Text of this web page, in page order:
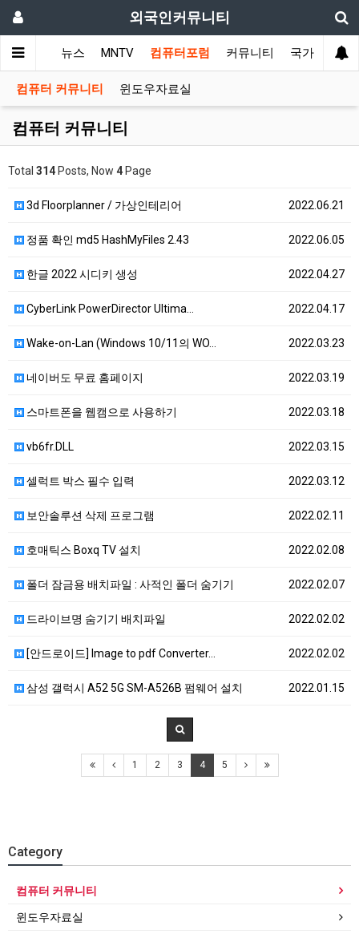
외국인커뮤니티
메인 뉴스 MNTV 컴퓨터포럼 커뮤니티 국가 커뮤니
컴퓨터 커뮤니티 윈도우자료실
컴퓨터 커뮤니티
Total 314 Posts, Now 4 Page
2022.06.21
3d Floorplanner / 가상인테리어
2022.06.05
정품 확인 md5 HashMyFiles 2.43
2022.04.27
한글 2022 시디키 생성
2022.04.17
CyberLink PowerDirector Ultima…
2022.03.23
Wake-on-Lan (Windows 10/11의 WO…
2022.03.19
네이버도 무료 홈페이지
2022.03.18
스마트폰을 웹캠으로 사용하기
2022.03.15
vb6fr.DLL
2022.03.12
셀럭트 박스 필수 입력
2022.02.11
보안솔루션 삭제 프로그램
2022.02.08
호매틱스 Boxq TV 설치
2022.02.07
폴더 잠금용 배치파일 : 사적인 폴더 숨기기
2022.02.02
드라이브명 숨기기 배치파일
2022.02.02
[안드로이드] Image to pdf Converter…
2022.01.15
삼성 갤럭시 A52 5G SM-A526B 펌웨어 설치
1 2 3 4 5
Category
컴퓨터 커뮤니티
윈도우자료실